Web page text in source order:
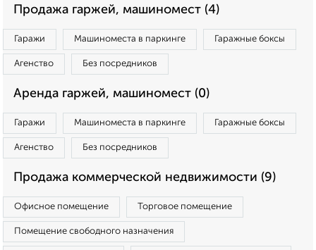
Продажа гаржей, машиномест (4)
Гаражи Машиноместа в паркинге Гаражные боксы
Агенство Без посредников
Аренда гаржей, машиномест (0)
Гаражи Машиноместа в паркинге Гаражные боксы
Агенство Без посредников
Продажа коммерческой недвижимости (9)
Офисное помещение Торговое помещение
Помещение свободного назначения